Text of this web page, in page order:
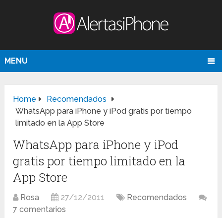
MENU
Home
Recomendados
WhatsApp para iPhone y iPod gratis por tiempo
limitado en la App Store
WhatsApp para iPhone y iPod
gratis por tiempo limitado en la
App Store
Rosa 27/12/2011
Recomendados
7 comentarios